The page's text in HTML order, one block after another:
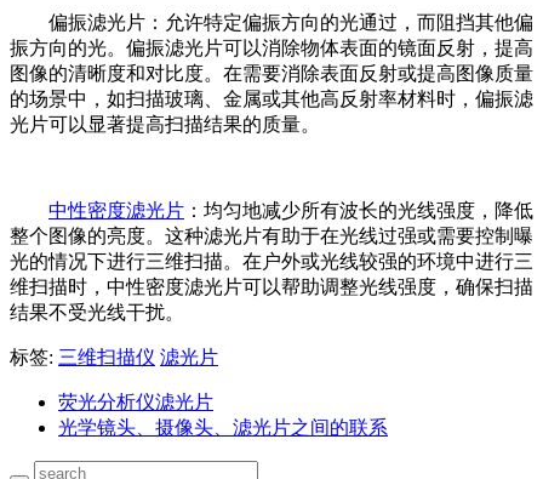
偏振滤光片：允许特定偏振方向的光通过，而阻挡其他偏
振方向的光。偏振滤光片可以消除物体表面的镜面反射，提高
图像的清晰度和对比度。在需要消除表面反射或提高图像质量
的场景中，如扫描玻璃、金属或其他高反射率材料时，偏振滤
光片可以显著提高扫描结果的质量。
中性密度滤光片 ：均匀地减少所有波长的光线强度，降低
整个图像的亮度。这种滤光片有助于在光线过强或需要控制曝
光的情况下进行三维扫描。在户外或光线较强的环境中进行三
维扫描时，中性密度滤光片可以帮助调整光线强度，确保扫描
结果不受光线干扰。
标签: 三维扫描仪 滤光片
荧光分析仪滤光片
光学镜头、摄像头、滤光片之间的联系